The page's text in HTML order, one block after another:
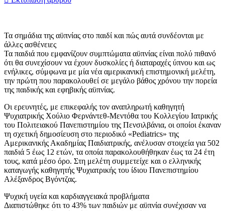
Τα σημάδια της αϋπνίας στο παιδί και πώς αυτά συνδέονται με
άλλες ασθένειες
Τα παιδιά που εμφανίζουν συμπτώματα αϋπνίας είναι πολύ πιθανό
ότι θα συνεχίσουν να έχουν δυσκολίες ή διαταραχές ύπνου και ως
ενήλικες, σύμφωνα με μία νέα αμερικανική επιστημονική μελέτη,
την πρώτη που παρακολουθεί σε μεγάλο βάθος χρόνου την πορεία
της παιδικής και εφηβικής αϋπνίας.
Οι ερευνητές, με επικεφαλής τον αναπληρωτή καθηγητή
Ψυχιατρικής Χούλιο Φερνάντεθ-Μεντόθα του Κολλεγίου Ιατρικής
του Πολιτειακού Πανεπιστημίου της Πενσιλβάνια, οι οποίοι έκαναν
τη σχετική δημοσίευση στο περιοδικό «Pediatrics» της
Αμερικανικής Ακαδημίας Παιδιατρικής, ανέλυσαν στοιχεία για 502
παιδιά 5 έως 12 ετών, τα οποία παρακολουθήθηκαν έως τα 24 έτη
τους, κατά μέσο όρο. Στη μελέτη συμμετείχε και ο ελληνικής
καταγωγής καθηγητής Ψυχιατρικής του ίδιου Πανεπιστημίου
Αλέξανδρος Βγόντζας.
Ψυχική υγεία και καρδιαγγειακά προβλήματα
Διαπιστώθηκε ότι το 43% των παιδιών με αϋπνία συνέχισαν να